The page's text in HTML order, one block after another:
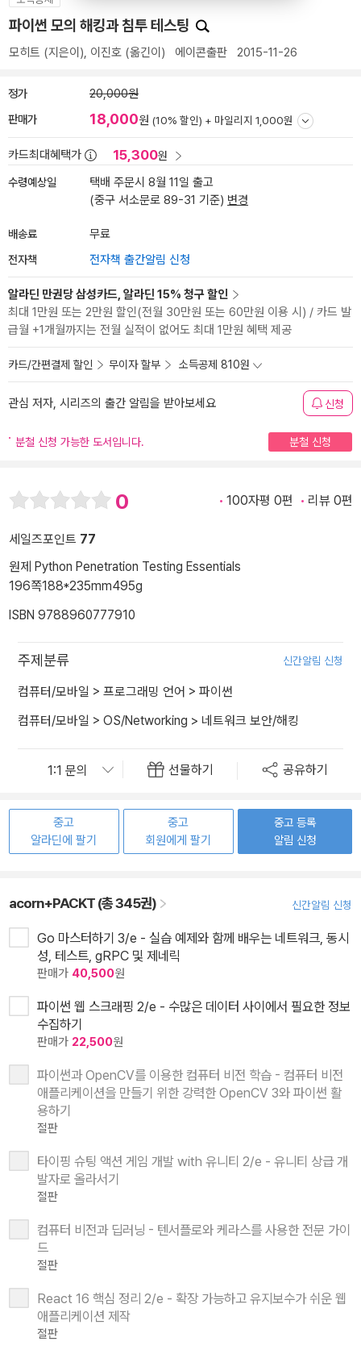
파이썬 모의 해킹과 침투 테스팅
모히트 (지은이), 이진호 (옮긴이) 에이콘출판 2015-11-26
정가 20,000원
판매가 18,000원 (10% 할인) + 마일리지 1,000원
카드최대혜택가 15,300원
수령예상일
택배 주문시 8월 11일 출고
(중구 서소문로 89-31 기준) 변경
배송료 무료
전자책 전자책 출간알림 신청
알라딘 만권당 삼성카드, 알라딘 15% 청구 할인
최대 1만원 또는 2만원 할인(전월 30만원 또는 60만원 이용 시) / 카드 발
급월 +1개월까지는 전월 실적이 없어도 최대 1만원 혜택 제공
카드/간편결제 할인 무이자 할부 소득공제 810원
관심 저자, 시리즈의 출간 알림을 받아보세요 신청
분철 신청 가능한 도서입니다. 분철 신청
0 100자평 0편 리뷰 0편
세일즈포인트 77
원제 Python Penetration Testing Essentials
196쪽188*235mm495g
ISBN 9788960777910
주제분류 신간알림 신청
컴퓨터/모바일 > 프로그래밍 언어 > 파이썬
컴퓨터/모바일 > OS/Networking > 네트워크 보안/해킹
선물하기 공유하기
중고
알라딘에 팔기
중고
회원에게 팔기
중고 등록
알림 신청
acorn+PACKT (총 345권) 신간알림 신청
Go 마스터하기 3/e - 실습 예제와 함께 배우는 네트워크, 동시
성, 테스트, gRPC 및 제네릭
판매가 40,500원
파이썬 웹 스크래핑 2/e - 수많은 데이터 사이에서 필요한 정보
수집하기
판매가 22,500원
파이썬과 OpenCV를 이용한 컴퓨터 비전 학습 - 컴퓨터 비전
애플리케이션을 만들기 위한 강력한 OpenCV 3와 파이썬 활
용하기
절판
타이핑 슈팅 액션 게임 개발 with 유니티 2/e - 유니티 상급 개
발자로 올라서기
절판
컴퓨터 비전과 딥러닝 - 텐서플로와 케라스를 사용한 전문 가이
드
절판
React 16 핵심 정리 2/e - 확장 가능하고 유지보수가 쉬운 웹
애플리케이션 제작
절판